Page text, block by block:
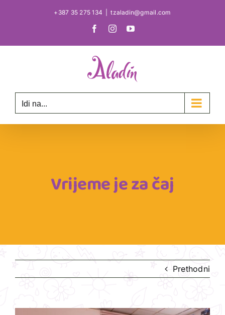
+387 35 275 134 tzaladin@gmail.com
FacebookInstagramYouTube
Idi na...
Vrijeme je za čaj
Prethodni